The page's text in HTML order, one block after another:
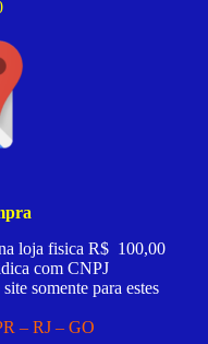
loja fisica R$ 100,00
com CNPJ
somente para estes
– RJ – GO